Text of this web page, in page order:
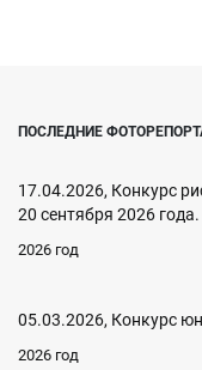
ПОСЛЕДНИЕ
17.04.2026, Конкурс
20 сентября 2026 года.
2026 год
05.03.2026, Конкурс
2026 год